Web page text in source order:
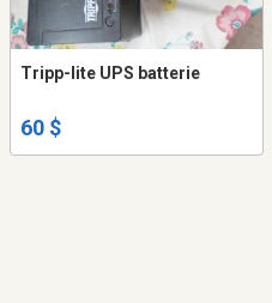
Tripp-lite UPS batterie
60 $